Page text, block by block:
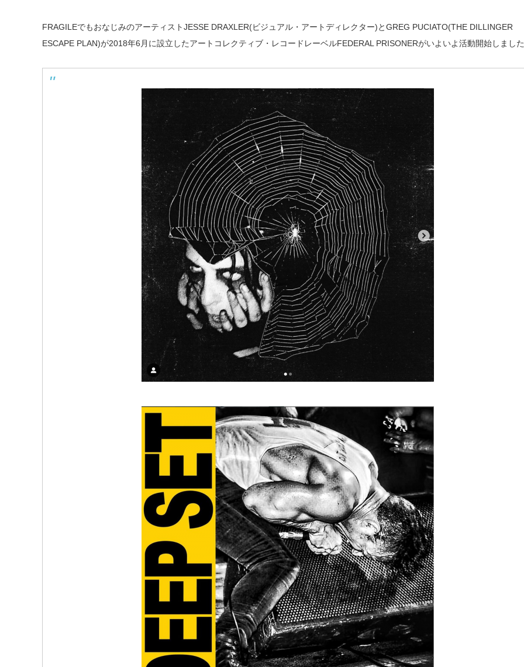
FRAGILEでもおなじみのアーティストJESSE DRAXLER(ビジュアル・アートディレクター)とGREG PUCIATO(THE DILLINGER
ESCAPE PLAN)が2018年6月に設立したアートコレクティブ・レコードレーベルFEDERAL PRISONERがいよいよ活動開始しました